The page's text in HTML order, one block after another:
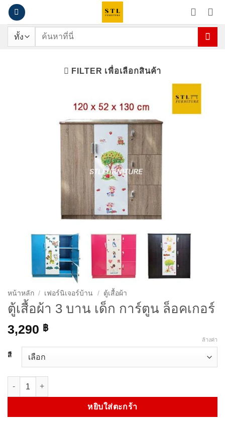
ข้าม
เนื้อหา
ค้นหา:
FILTER เพื่อเลือกสินค้า
หน้าหลัก / เฟอร์นิเจอร์บ้าน / ตู้เสื้อผ้า
ตู้เสื้อผ้า 3 บาน เด็ก การ์ตูน ล็อคเกอร์
3,290 ฿
สี
ล้างค่า
หยิบใส่ตะกร้า